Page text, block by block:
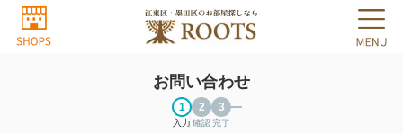
お問い合わせ
入力 確認完了